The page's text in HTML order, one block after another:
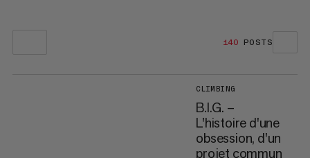
140 POSTS
CLIMBING
B.I.G. –
L'histoire d'une
obsession, d'un
projet commun